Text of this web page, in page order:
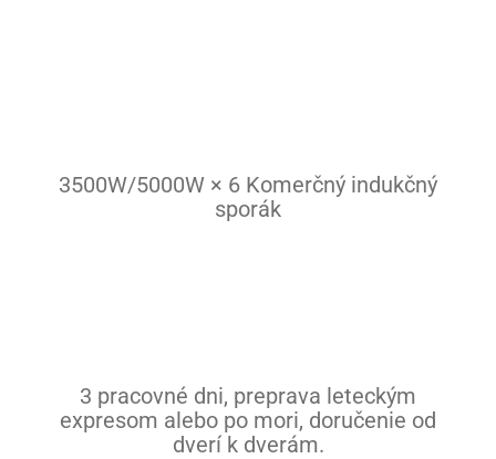
Varná doska
3500W/5000W × 6 Komerčný indukčný
sporák
3 pracovné dni, preprava leteckým
expresom alebo po mori, doručenie od
dverí k dverám.